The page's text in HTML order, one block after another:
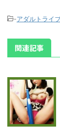
-アダルトライ
関連記事